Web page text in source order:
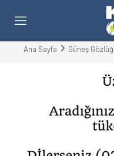
Ana Sayfa Güneş